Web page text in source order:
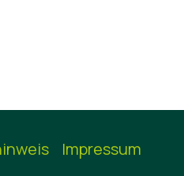
Impressum